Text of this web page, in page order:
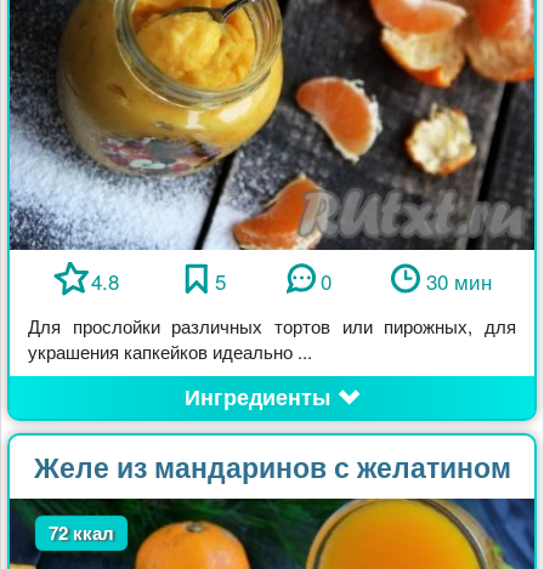
4.8 5 0 30 мин
Для прослойки различных тортов или пирожных, для
украшения капкейков идеально ...
Ингредиенты
Желе из мандаринов с желатином
72 ккал